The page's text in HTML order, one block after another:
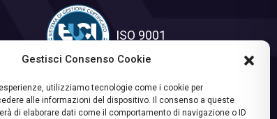
Gestisci Consenso Cookie
utilizziamo tecnologie come i cookie per
alle informazioni del dispositivo. Il consenso a queste
di elaborare dati come il comportamento di navigazione o ID
ISO 9001